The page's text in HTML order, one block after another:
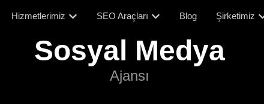
Hizmetlerimiz SEO Araçları Blog Şirketimiz
Sosyal Medya
Ajansı